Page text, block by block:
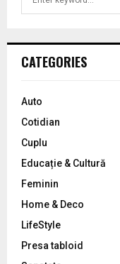
h
o
:
CATEGORIES
Auto
Cotidian
Cuplu
Educație & Cultură
Feminin
Home & Deco
LifeStyle
Presa tabloid